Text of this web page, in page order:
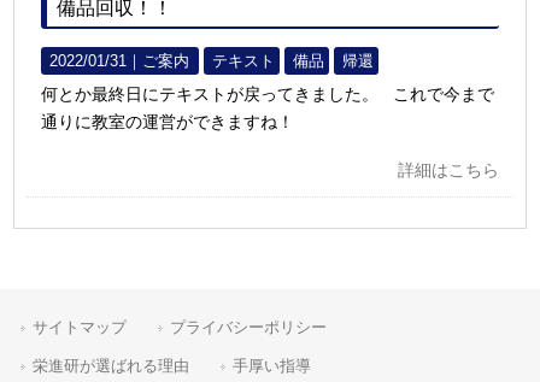
備品回収！！
2022/01/31｜ ご案内 テキスト 備品 帰還
何とか最終日にテキストが戻ってきました。 これで今まで
通りに教室の運営ができますね！
詳細はこちら
サイトマップ プライバシーポリシー
栄進研が選ばれる理由 手厚い指導